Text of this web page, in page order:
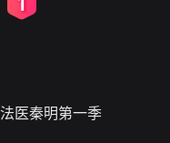
法医秦明第一季